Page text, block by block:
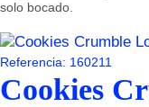
solo bocado.
Referencia: 160211
Cookies